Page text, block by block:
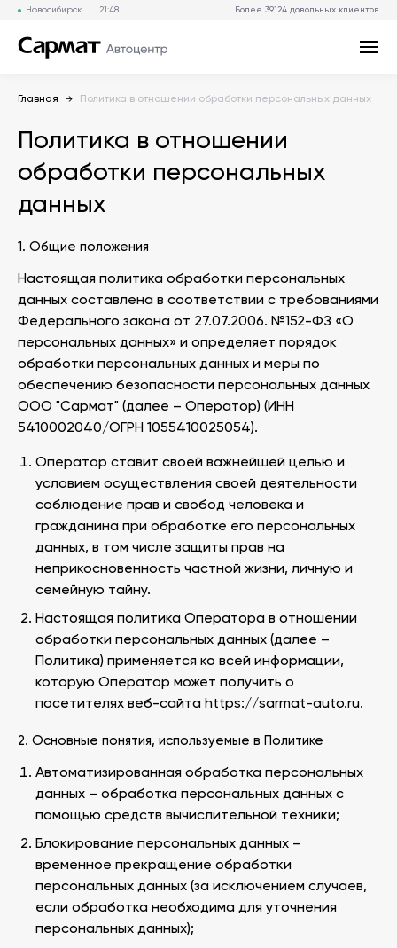
Новосибирск 21:48 Более 39124 довольных клиентов
Главная Политика в отношении обработки персональных данных
Политика в отношении
обработки персональных
данных
1. Общие положения
Настоящая политика обработки персональных
данных составлена в соответствии с требованиями
Федерального закона от 27.07.2006. №152-ФЗ «О
персональных данных» и определяет порядок
обработки персональных данных и меры по
обеспечению безопасности персональных данных
ООО "Сармат" (далее – Оператор) (ИНН
5410002040/ОГРН 1055410025054).
Оператор ставит своей важнейшей целью и
условием осуществления своей деятельности
соблюдение прав и свобод человека и
гражданина при обработке его персональных
данных, в том числе защиты прав на
неприкосновенность частной жизни, личную и
семейную тайну.
Настоящая политика Оператора в отношении
обработки персональных данных (далее –
Политика) применяется ко всей информации,
которую Оператор может получить о
посетителях веб-сайта https://sarmat-auto.ru.
2. Основные понятия, используемые в Политике
Автоматизированная обработка персональных
данных – обработка персональных данных с
помощью средств вычислительной техники;
Блокирование персональных данных –
временное прекращение обработки
персональных данных (за исключением случаев,
если обработка необходима для уточнения
персональных данных);